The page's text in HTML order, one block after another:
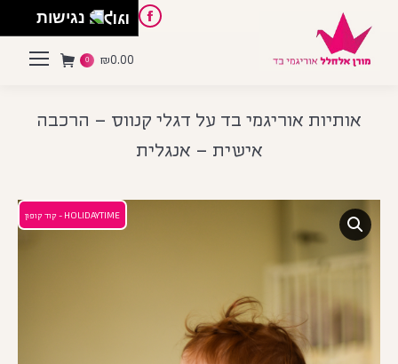
Facebook
Pinterest
Instagram
English
₪0.00
0
אותיות אוריגמי בד על דגלי קנווס – הרכבה
אישית – אנגלית
HOLIDAYTIME - קוד קופון
נגישות